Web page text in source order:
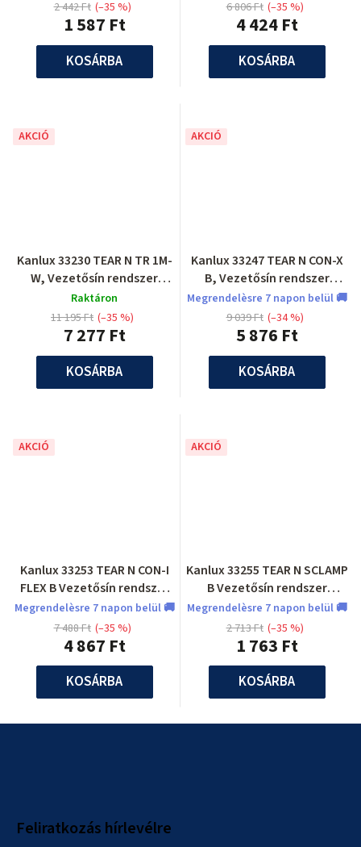
1 587 Ft
2 442 Ft (–35 %)
KOSÁRBA
4 424 Ft
6 806 Ft (–35 %)
KOSÁRBA
AKCIÓ
Kanlux 33230 TEAR N TR 1M-
W, Vezetősín rendszer
tartozék
Raktáron
7 277 Ft
11 195 Ft (–35 %)
KOSÁRBA
AKCIÓ
Kanlux 33247 TEAR N CON-X
B, Vezetősín rendszer
tartozék
Megrendelèsre 7 napon belül 🚚
5 876 Ft
9 039 Ft (–34 %)
KOSÁRBA
AKCIÓ
Kanlux 33253 TEAR N CON-I
FLEX B Vezetősín rendszer
tartozék
Megrendelèsre 7 napon belül 🚚
4 867 Ft
7 488 Ft (–35 %)
KOSÁRBA
AKCIÓ
Kanlux 33255 TEAR N SCLAMP
B Vezetősín rendszer
tartozék
Megrendelèsre 7 napon belül 🚚
1 763 Ft
2 713 Ft (–35 %)
KOSÁRBA
Feliratkozás hírlevélre